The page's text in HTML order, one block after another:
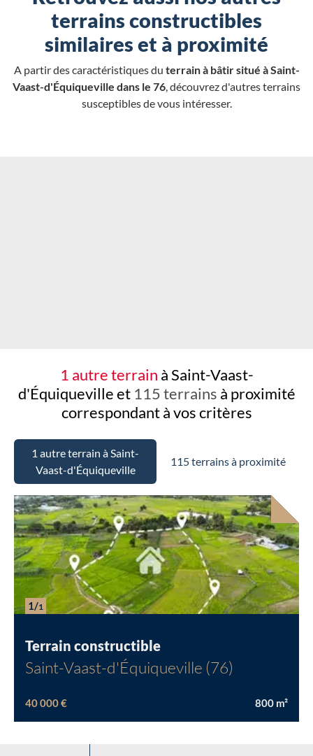
terrains constructibles
similaires et à proximité
A partir des caractéristiques du terrain à bâtir situé à Saint-
Vaast-d'Équiqueville dans le 76, découvrez d'autres terrains
susceptibles de vous intéresser.
1 autre terrain à Saint-Vaast-
d'Équiqueville et 115 terrains à proximité
correspondant à vos critères
Chargement...
1 autre terrain à Saint-
Vaast-d'Équiqueville
115 terrains à proximité
1/1
Terrain constructible
Saint-Vaast-d'Équiqueville (76)
40 000 € 800 m²